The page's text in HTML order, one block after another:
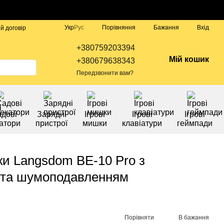
договір
УкрРус Порівняння Бажання Вхід
+380759203394
+380679638343
Передзвонити вам?
Мій кошик
Зарядні
пристрої
Ігрові
мишки
Ігрові
клавіатури
Ігрові
геймпади
Langsdom BE-10 Pro з
шумоподавленням
Порівняти В бажання